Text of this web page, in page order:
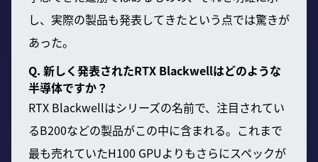
し、実際の製品も発表してきたという点では驚きが
あった。
Q. 新しく発表されたRTX Blackwellはどのような
半導体ですか？
RTX Blackwellはシリーズの名前で、注目されてい
るB200などの製品がこの中に含まれる。これまで
最も売れていたH100 GPUよりもさらにスペックが